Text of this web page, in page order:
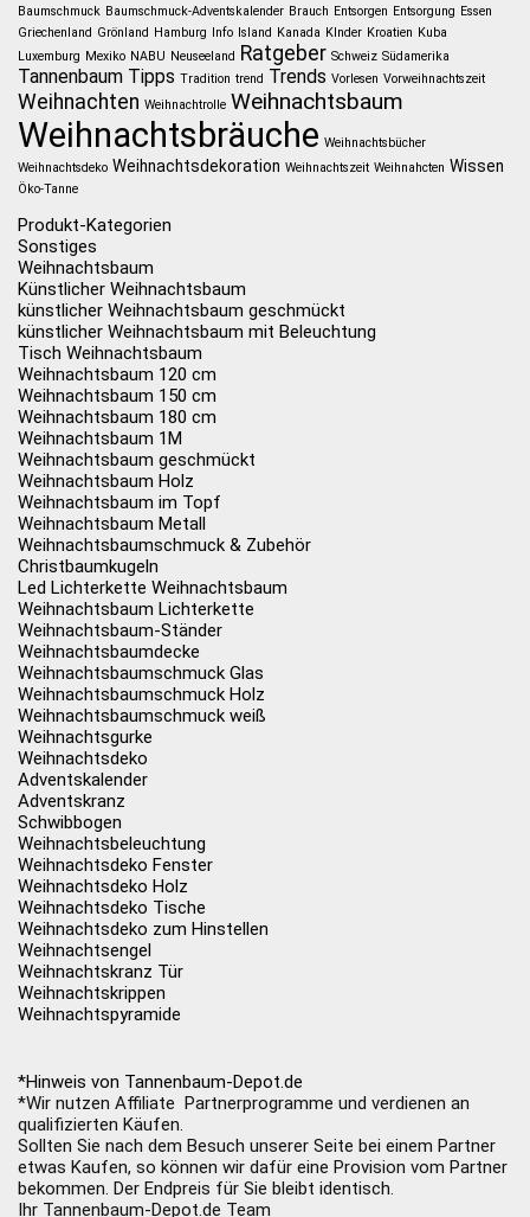
Baumschmuck Baumschmuck-Adventskalender Brauch Entsorgen Entsorgung Essen
Griechenland Grönland Hamburg Info Island Kanada KInder Kroatien Kuba
Luxemburg Mexiko NABU Neuseeland Ratgeber Schweiz Südamerika
Tannenbaum Tipps Tradition trend Trends Vorlesen Vorweihnachtszeit
Weihnachten Weihnachtrolle Weihnachtsbaum
Weihnachtsbräuche Weihnachtsbücher
Weihnachtsdeko Weihnachtsdekoration Weihnachtszeit Weihnahcten Wissen
Öko-Tanne
Produkt-Kategorien
Sonstiges
Weihnachtsbaum
Künstlicher Weihnachtsbaum
künstlicher Weihnachtsbaum geschmückt
künstlicher Weihnachtsbaum mit Beleuchtung
Tisch Weihnachtsbaum
Weihnachtsbaum 120 cm
Weihnachtsbaum 150 cm
Weihnachtsbaum 180 cm
Weihnachtsbaum 1M
Weihnachtsbaum geschmückt
Weihnachtsbaum Holz
Weihnachtsbaum im Topf
Weihnachtsbaum Metall
Weihnachtsbaumschmuck & Zubehör
Christbaumkugeln
Led Lichterkette Weihnachtsbaum
Weihnachtsbaum Lichterkette
Weihnachtsbaum-Ständer
Weihnachtsbaumdecke
Weihnachtsbaumschmuck Glas
Weihnachtsbaumschmuck Holz
Weihnachtsbaumschmuck weiß
Weihnachtsgurke
Weihnachtsdeko
Adventskalender
Adventskranz
Schwibbogen
Weihnachtsbeleuchtung
Weihnachtsdeko Fenster
Weihnachtsdeko Holz
Weihnachtsdeko Tische
Weihnachtsdeko zum Hinstellen
Weihnachtsengel
Weihnachtskranz Tür
Weihnachtskrippen
Weihnachtspyramide
*Hinweis von Tannenbaum-Depot.de
*Wir nutzen Affiliate Partnerprogramme und verdienen an
qualifizierten Käufen.
Sollten Sie nach dem Besuch unserer Seite bei einem Partner
etwas Kaufen, so können wir dafür eine Provision vom Partner
bekommen. Der Endpreis für Sie bleibt identisch.
Ihr Tannenbaum-Depot.de Team